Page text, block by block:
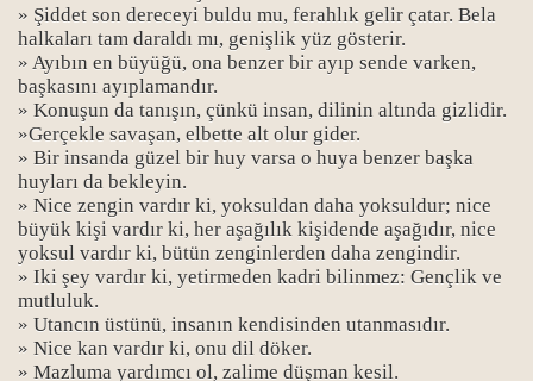
» Şiddet son dereceyi buldu mu, ferahlık gelir çatar. Bela
halkaları tam daraldı mı, genişlik yüz gösterir.
» Ayıbın en büyüğü, ona benzer bir ayıp sende varken,
başkasını ayıplamandır.
» Konuşun da tanışın, çünkü insan, dilinin altında gizlidir.
»Gerçekle savaşan, elbette alt olur gider.
» Bir insanda güzel bir huy varsa o huya benzer başka
huyları da bekleyin.
» Nice zengin vardır ki, yoksuldan daha yoksuldur; nice
büyük kişi vardır ki, her aşağılık kişidende aşağıdır, nice
yoksul vardır ki, bütün zenginlerden daha zengindir.
» Iki şey vardır ki, yetirmeden kadri bilinmez: Gençlik ve
mutluluk.
» Utancın üstünü, insanın kendisinden utanmasıdır.
» Nice kan vardır ki, onu dil döker.
» Mazluma yardımcı ol, zalime düşman kesil.